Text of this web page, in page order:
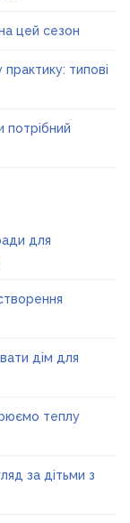
цей сезон
типові
потрібний
для
дім для
теплу
за дітьми з